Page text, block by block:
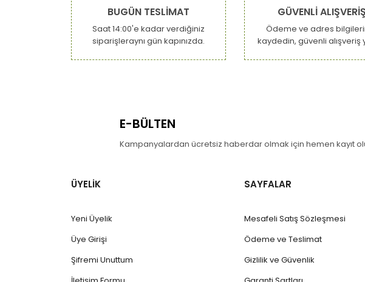
Ürün bilgilerinde hatalar bulunuyor.
Ürün fiyatı diğer sitelerden daha pahalı.
Bu ürüne benzer farklı alternatifler olmalı.
BUGÜN TESLİMAT
Saat 14:00'e kadar verdiğiniz
siparişleraynı gün kapınızda.
GÜVENLİ ALIŞVERİŞ
Ödeme ve adres
kaydedin, güvenli alışveriş
E-BÜLTEN
Kampanyalardan ücretsiz haberdar olmak için hemen kayıt
ÜYELİK
Yeni Üyelik
Üye Girişi
Şifremi Unuttum
SAYFALAR
Mesafeli Satış Sözleşmesi
Ödeme ve Teslimat
Gizlilik ve Güvenlik